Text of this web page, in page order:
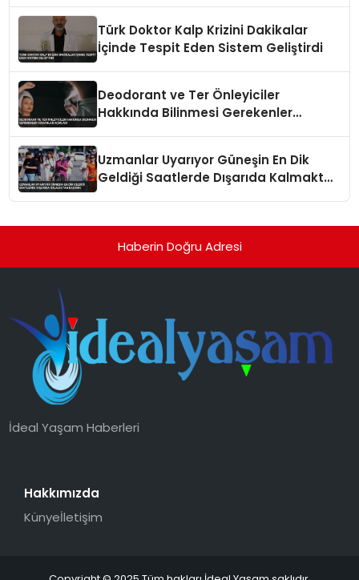
Türk Doktor Kalp Krizini Dakikalar
İçinde Tespit Eden Sistem Geliştirdi
Deodorant ve Ter Önleyiciler
Hakkında Bilinmesi Gerekenler
Uzmanlar Uyarıyor Güneşin En Dik
Geldiği Saatlerde Dışarıda Kalmaktan
Haberin Doğru Adresi
İdeal Yaşam Haberleri
Hakkımızda
Künyeİletişim